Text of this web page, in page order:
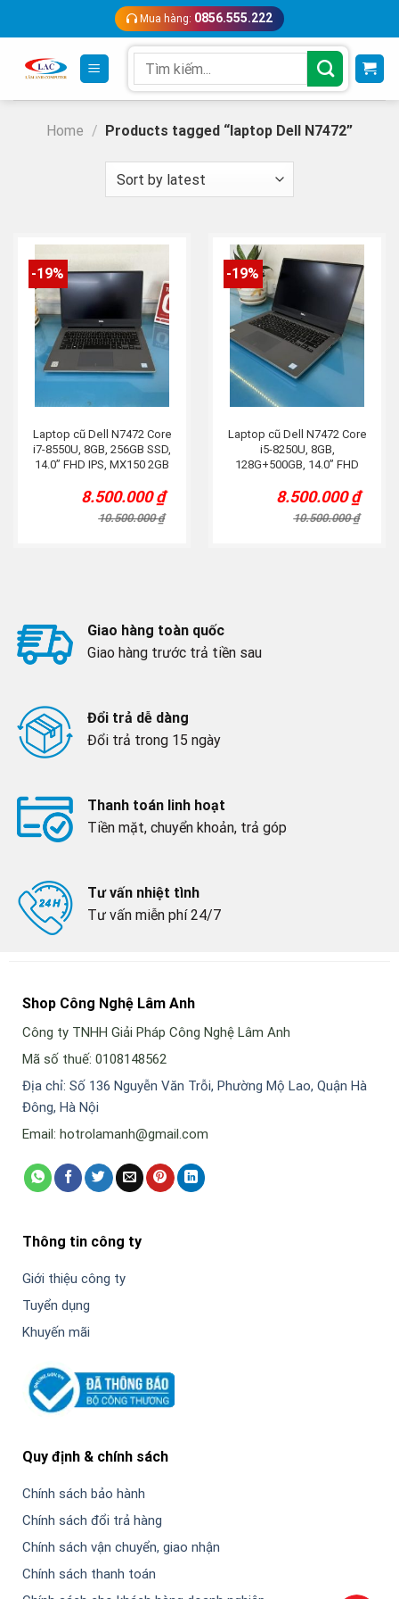
content
Mua hàng: 0856.555.222
for:
Home / Products tagged “laptop Dell N7472”
-19%
Laptop cũ Dell N7472 Core
i7-8550U, 8GB, 256GB SSD,
14.0” FHD IPS, MX150 2GB
10.500.000₫
Original
price
was:
8.500.000₫
Current
price
is:
-19%
Laptop cũ Dell N7472 Core
i5-8250U, 8GB,
128G+500GB, 14.0” FHD
10.500.000₫
Original
price
was:
8.500.000₫
Current
price
is:
Giao hàng toàn quốc
Giao hàng trước trả tiền sau
Đổi trả dễ dàng
Đổi trả trong 15 ngày
Thanh toán linh hoạt
Tiền mặt, chuyển khoản, trả góp
Tư vấn nhiệt tình
Tư vấn miễn phí 24/7
Shop Công Nghệ Lâm Anh
Công ty TNHH Giải Pháp Công Nghệ Lâm Anh
Mã số thuế: 0108148562
Địa chỉ: Số 136 Nguyễn Văn Trỗi, Phường Mộ Lao, Quận Hà
Đông, Hà Nội
Email: hotrolamanh@gmail.com
Thông tin công ty
Giới thiệu công ty
Tuyển dụng
Khuyến mãi
Quy định & chính sách
Chính sách bảo hành
Chính sách đổi trả hàng
Chính sách vận chuyển, giao nhận
Chính sách thanh toán